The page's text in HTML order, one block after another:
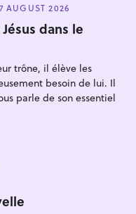
7 AUGUST 2026
dans le
trône, il élève les
besoin de lui. Il
parle de son essentiel